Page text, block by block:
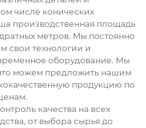
числе конических
производственная площадь
метров. Мы постоянно
свои технологии и
оборудование. Мы
можем предложить нашим
продукцию по
качества на всех
от выбора сырья до